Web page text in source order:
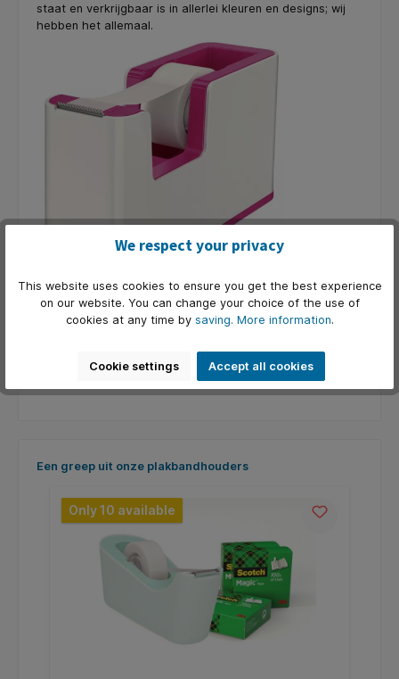
staat en verkrijgbaar is in allerlei kleuren en designs; wij
hebben het allemaal.
Vergeet de frustratie van het eindeloze zoeken naar het
werken. Ontdek het gemak van een goede
plakbandhouder en maak van elke plakbandervaring een
Skip product gallery
Een greep uit onze plakbandhouders
Only 10 available
We respect your privacy
This website uses cookies to ensure you get the best experience
on our website. You can change your choice of the use of
cookies at any time by saving. More information.
Cookie settings Accept all cookies